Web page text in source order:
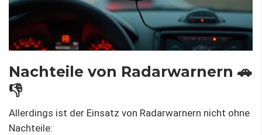
Nachteile von Radarwarnern 🚗
👎
Allerdings ist der Einsatz von Radarwarnern nicht ohne
Nachteile: